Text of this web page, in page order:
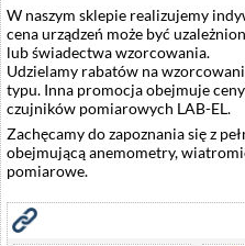
W naszym sklepie realizujemy
cena urządzeń może być
lub świadectwa wzorcowania.
Udzielamy rabatów na
typu. Inna promocja obejmuje
czujników pomiarowych LAB-EL.
Zachęcamy do zapoznania się z
obejmującą anemometry,
pomiarowe.